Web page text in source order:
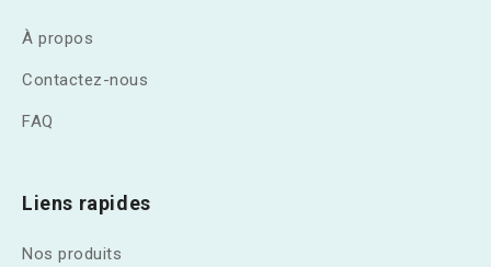
À propos
Contactez-nous
FAQ
Liens rapides
Nos produits